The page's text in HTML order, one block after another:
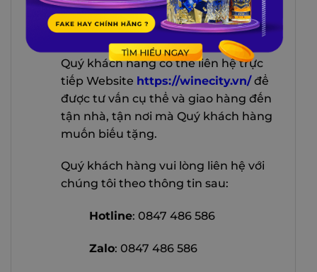
tặng một chaiVang đỏ Norton
Reserva Cabernet Sauvignoncho
bạn bè hay người thân của mình,
Quý khách hàng có thể liên hệ trực
tiếp Website https://winecity.vn/để
được tư vấn cụ thể và giao hàng đến
tận nhà, tận nơi mà Quý khách hàng
muốn biếu tặng.
Quý khách hàng vui lòng liên hệ với
chúng tôi theo thông tin sau:
Hotline: 0847 486 586
Zalo: 0847 486 586